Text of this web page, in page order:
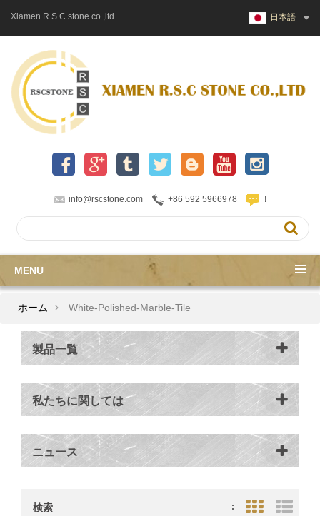
Xiamen R.S.C stone co.,ltd 日本語
info@rscstone.com +86 592 5966978 !
MENU
ホーム White-Polished-Marble-Tile
製品一覧
私たちに関しては
ニュース
検索 : Grid View